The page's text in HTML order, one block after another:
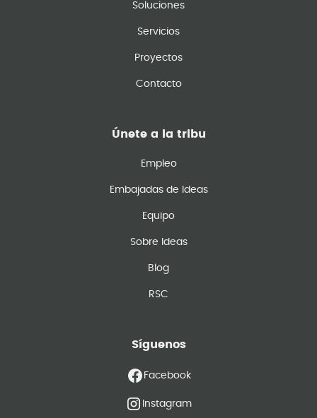
Soluciones
Servicios
Proyectos
Contacto
Únete a la tribu
Empleo
Embajadas de Ideas
Equipo
Sobre Ideas
Blog
RSC
Síguenos
Facebook
Instagram